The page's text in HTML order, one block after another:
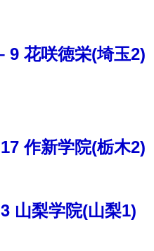
9 花咲徳栄(埼玉2)
作新学院(栃木2)
山梨学院(山梨1)